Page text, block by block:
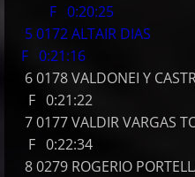
F 0:20:25
5 0172
F 0:21:16
6 0178
F 0:21:22
7 0177 VALDIR
F 0:22:34
8 0279 ROGERIO